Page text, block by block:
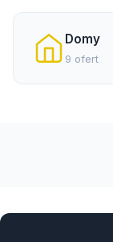
Domy
9 ofert